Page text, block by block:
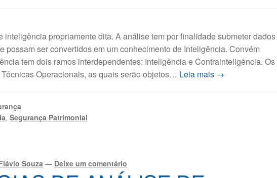
inteligência propriamente dita. A análise tem por finalidade submeter dados
possam ser convertidos em um conhecimento de Inteligência. Convém
tem dois ramos interdependentes: Inteligência e Contrainteligência. Os
Operacionais, as quais serão objetos… Leia mais →
,Segurança Patrimonial
Souza — Deixe um comentário